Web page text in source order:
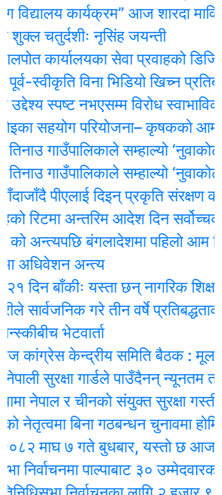
कार्यक्रम” आज शारदा
नृसिंह जयन्ती
कार्यालयका सेवा प्रवाहको डिजिटल
विना भिडियो खिच्न प्रतिबन्ध
स्पष्ट नभएसम्म विरोध स्वाभाविकः
सहयोग परियोजना– कृषकको आम्दानी
गाउँपालिकाले सम्हाल्यो ‘नुवाकोट
गाउँपालिकाले सम्हाल्यो ‘नुवाकोट
पीएलाई दिइन् प्रकृति संरक्षण कोषको
अन्तरिम आदेश दिन सर्वोच्चको
अन्त्यपछि बंगलादेशमा पहिलो आम
अन्त्य
बाँकीः यस्ता छन् नागरिक शिक्षा
गरे तीन वर्षे प्रतिबद्धताको
भेटवार्ता
केन्द्रीय समिति बैठक : मूल
सुरक्षा गार्डले पाउँदैनन् न्यूनतम तलब !
र चीनकाे संयुक्त सुरक्षा गस्ती
बिना गठबन्धन चुनावमा होमियो
७ गते बुधबार, यस्ताे छ आजको
पाल्पाबाट ३० उम्मेदवारको